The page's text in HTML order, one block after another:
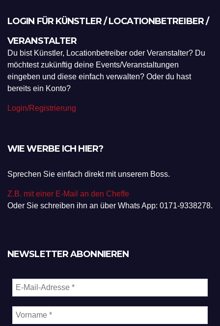
LOGIN FÜR KÜNSTLER / LOCATIONBETREIBER /
VERANSTALTER
Du bist Künstler, Locationbetreiber oder Veranstalter? Du
möchtest zukünftig deine Events/Veranstaltungen
eingeben und diese einfach verwalten? Oder du hast
bereits ein Konto?
Login/Registrierung
WIE WERBE ICH HIER?
Sprechen Sie einfach direkt mit unserem Boss.
Z.B. mit einer E-Mail an den Cheffe
Oder Sie schreiben ihn an über Whats App: 0171-9338278.
NEWSLETTER ABONNIEREN